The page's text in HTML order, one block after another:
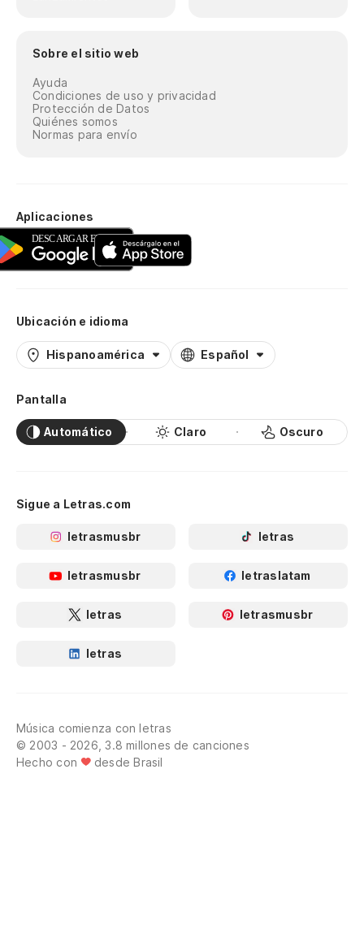
Sobre el sitio web
Ayuda
Condiciones de uso y privacidad
Protección de Datos
Quiénes somos
Normas para envío
Aplicaciones
Ubicación e idioma
Hispanoamérica Español
Pantalla
Automático Claro Oscuro
Sigue a Letras.com
letrasmusbr letras
letrasmusbr letraslatam
letras letrasmusbr
letras
Música comienza con letras
© 2003 - 2026, 3.8 millones de canciones
Hecho con
desde Brasil